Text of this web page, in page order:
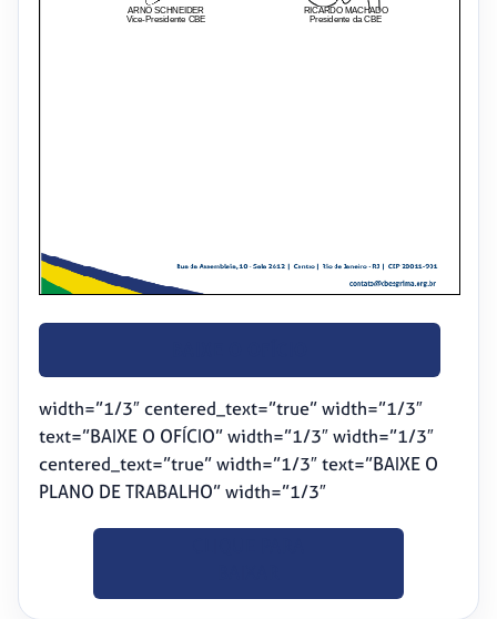
width=”1/3″ centered_text=”true” width=”1/3″
text=”BAIXE O OFÍCIO” width=”1/3″ width=”1/3″
centered_text=”true” width=”1/3″ text=”BAIXE O
PLANO DE TRABALHO” width=”1/3″